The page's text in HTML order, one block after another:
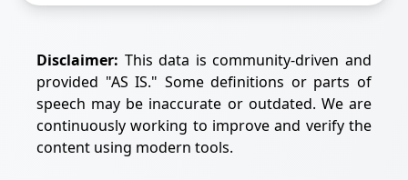
Disclaimer: This data is community-driven and
provided "AS IS." Some definitions or parts of
speech may be inaccurate or outdated. We are
continuously working to improve and verify the
content using modern tools.